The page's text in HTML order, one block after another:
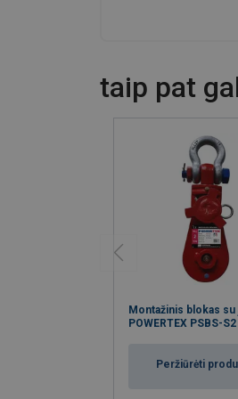
taip pat
Montažinis blokas
POWERTEX PSBS-S2
Peržiūrėti